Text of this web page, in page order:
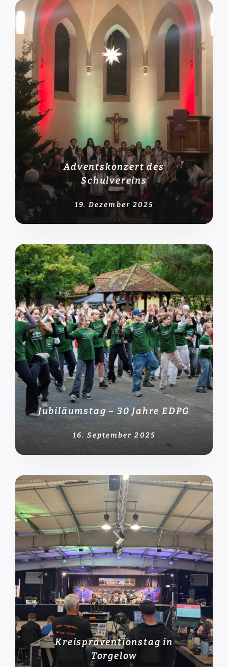
Adventskonzert des
Schulvereins
19. Dezember 2025
Jubiläumstag – 30 Jahre EDPG
16. September 2025
Kreispräventionstag in
Torgelow